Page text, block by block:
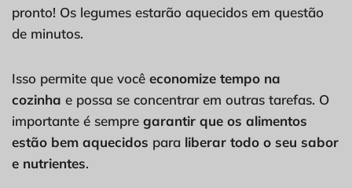
pronto! Os legumes estarão aquecidos em questão
de minutos.
Isso permite que você economize tempo na
cozinha e possa se concentrar em outras tarefas. O
importante é sempre garantir que os alimentos
estão bem aquecidos para liberar todo o seu sabor
e nutrientes.